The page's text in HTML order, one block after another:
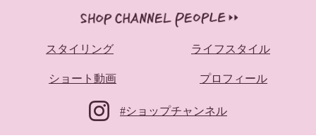
スタイリング ライフスタイル
ショート動画 プロフィール
#ショップチャンネル